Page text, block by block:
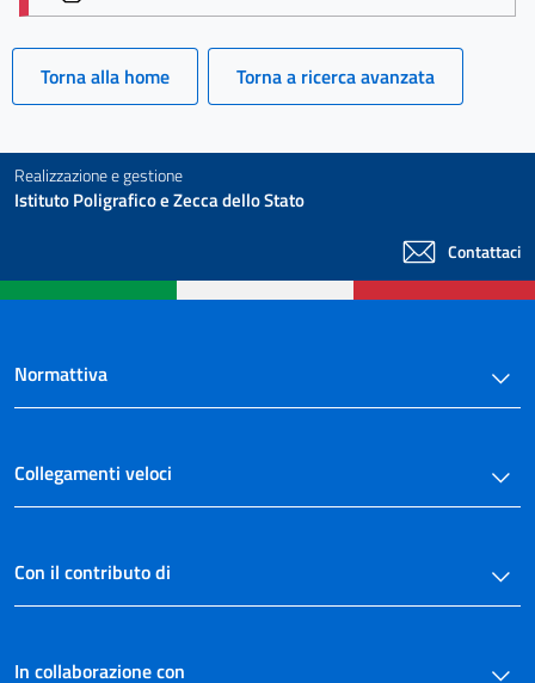
Torna alla home Torna a ricerca avanzata
Realizzazione e gestione
Istituto Poligrafico e Zecca dello Stato
Contattaci
Normattiva
Collegamenti veloci
Con il contributo di
In collaborazione con